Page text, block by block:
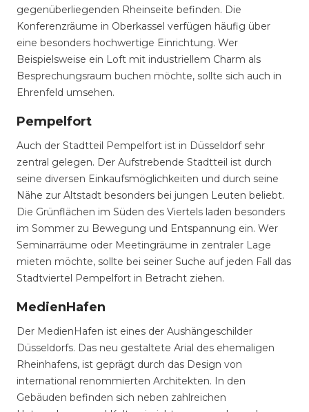
gegenüberliegenden Rheinseite befinden. Die
Konferenzräume in Oberkassel verfügen häufig über
eine besonders hochwertige Einrichtung. Wer
Beispielsweise ein Loft mit industriellem Charm als
Besprechungsraum buchen möchte, sollte sich auch in
Ehrenfeld umsehen.
Pempelfort
Auch der Stadtteil Pempelfort ist in Düsseldorf sehr
zentral gelegen. Der Aufstrebende Stadtteil ist durch
seine diversen Einkaufsmöglichkeiten und durch seine
Nähe zur Altstadt besonders bei jungen Leuten beliebt.
Die Grünflächen im Süden des Viertels laden besonders
im Sommer zu Bewegung und Entspannung ein. Wer
Seminarräume oder Meetingräume in zentraler Lage
mieten möchte, sollte bei seiner Suche auf jeden Fall das
Stadtviertel Pempelfort in Betracht ziehen.
MedienHafen
Der MedienHafen ist eines der Aushängeschilder
Düsseldorfs. Das neu gestaltete Arial des ehemaligen
Rheinhafens, ist geprägt durch das Design von
international renommierten Architekten. In den
Gebäuden befinden sich neben zahlreichen